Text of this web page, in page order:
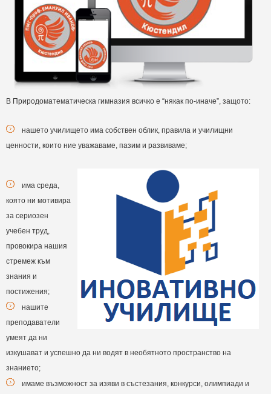
В Природоматематическа гимназия всичко е “някак по-иначе”, защото:
нашето училището има собствен облик, правила и училищни
ценности, които ние уважаваме, пазим и развиваме;
има среда,
която ни мотивира
за сериозен
учебен труд,
провокира нашия
стремеж към
знания и
постижения;
нашите
преподаватели
умеят да ни
изкушават и успешно да ни водят в необятното пространство на
знанието;
имаме възможност за изяви в състезания, конкурси, олимпиади и